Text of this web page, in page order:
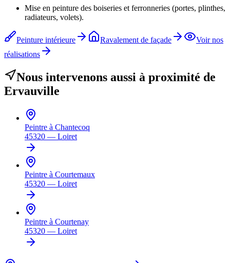
Mise en peinture des boiseries et ferronneries (portes, plinthes,
radiateurs, volets).
Peinture intérieure Ravalement de façade
Voir nos
réalisations
Nous intervenons aussi à proximité de
Ervauville
Peintre à Chantecoq
45320 — Loiret
Peintre à Courtemaux
45320 — Loiret
Peintre à Courtenay
45320 — Loiret